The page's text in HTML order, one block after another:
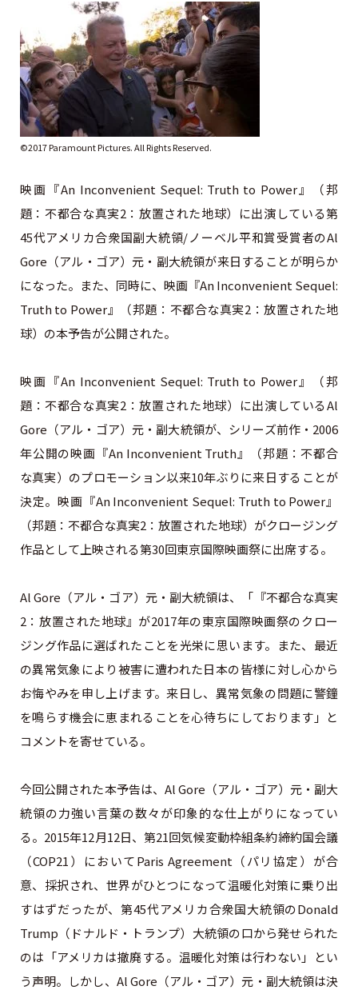
©2017 Paramount Pictures. All Rights Reserved.
映画『An Inconvenient Sequel: Truth to Power』（邦
題：不都合な真実2：放置された地球）に出演している第
45代アメリカ合衆国副大統領/ノーベル平和賞受賞者のAl
Gore（アル・ゴア）元・副大統領が来日することが明らか
になった。また、同時に、映画『An Inconvenient Sequel:
Truth to Power』（邦題：不都合な真実2：放置された地
球）の本予告が公開された。
映画『An Inconvenient Sequel: Truth to Power』（邦
題：不都合な真実2：放置された地球）に出演しているAl
Gore（アル・ゴア）元・副大統領が、シリーズ前作・2006
年公開の映画『An Inconvenient Truth』（邦題：不都合
な真実）のプロモーション以来10年ぶりに来日することが
決定。映画『An Inconvenient Sequel: Truth to Power』
（邦題：不都合な真実2：放置された地球）がクロージング
作品として上映される第30回東京国際映画祭に出席する。
Al Gore（アル・ゴア）元・副大統領は、「『不都合な真実
2：放置された地球』が2017年の東京国際映画祭のクロー
ジング作品に選ばれたことを光栄に思います。また、最近
の異常気象により被害に遭われた日本の皆様に対し心から
お悔やみを申し上げます。来日し、異常気象の問題に警鐘
を鳴らす機会に恵まれることを心待ちにしております」と
コメントを寄せている。
今回公開された本予告は、Al Gore（アル・ゴア）元・副大
統領の力強い言葉の数々が印象的な仕上がりになってい
る。2015年12月12日、第21回気候変動枠組条約締約国会議
（COP21）においてParis Agreement（パリ協定）が合
意、採択され、世界がひとつになって温暖化対策に乗り出
すはずだったが、第45代アメリカ合衆国大統領のDonald
Trump（ドナルド・トランプ）大統領の口から発せられた
のは「アメリカは撤廃する。温暖化対策は行わない」とい
う声明。しかし、Al Gore（アル・ゴア）元・副大統領は決